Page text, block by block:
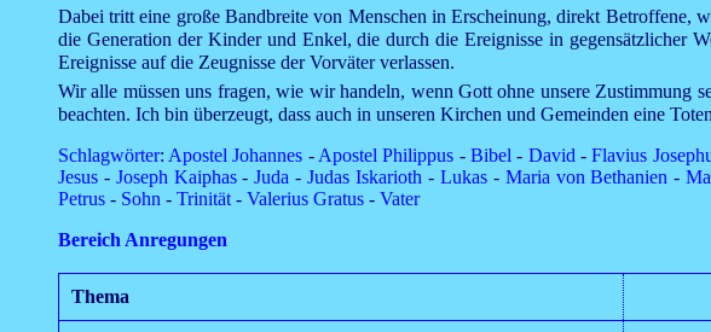
Dabei tritt eine große Bandbreite von Menschen in Erscheinung, direkt Betroffene,
die Generation der Kinder und Enkel, die durch die Ereignisse in gegensätzlicher
Ereignisse auf die Zeugnisse der Vorväter verlassen.
Wir alle müssen uns fragen, wie wir handeln, wenn Gott ohne unsere Zustimmung
beachten. Ich bin überzeugt, dass auch in unseren Kirchen und Gemeinden eine
Schlagwörter: Apostel Johannes - Apostel Philippus - Bibel - David -Flavius
Jesus- Joseph Kaiphas-Juda -Judas Iskarioth - Lukas- Maria von Bethanien -
Petrus- Sohn - Trinität- Valerius Gratus- Vater
Bereich Anregungen
Thema